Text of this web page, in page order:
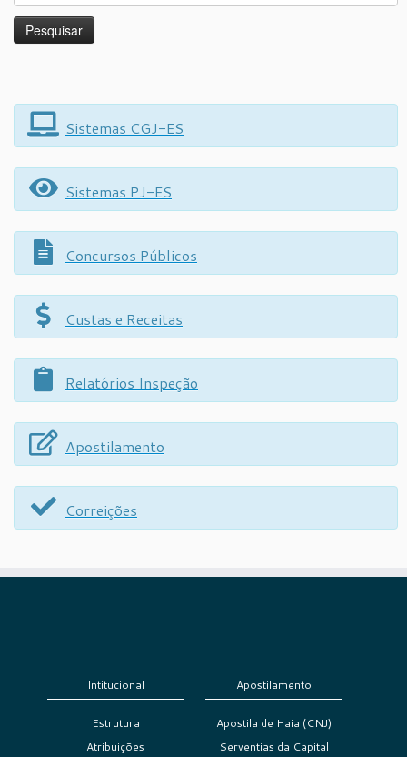
Sistemas CGJ-ES
Sistemas PJ-ES
Concursos Públicos
Custas e Receitas
Relatórios Inspeção
Apostilamento
Correições
Intitucional
Estrutura
Atribuições
Apostilamento
Apostila de Haia (CNJ)
Serventias da Capital